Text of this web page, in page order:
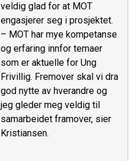
veldig glad for at MOT
engasjerer seg i prosjektet.
– MOT har mye kompetanse
og erfaring innfor temaer
som er aktuelle for Ung
Frivillig. Fremover skal vi dra
god nytte av hverandre og
jeg gleder meg veldig til
samarbeidet framover, sier
Kristiansen.